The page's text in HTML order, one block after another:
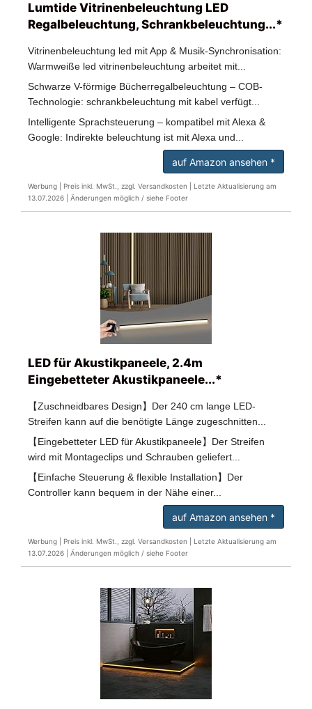
Lumtide Vitrinenbeleuchtung LED
Regalbeleuchtung, Schrankbeleuchtung...*
Vitrinenbeleuchtung led mit App & Musik-Synchronisation:
Warmweiße led vitrinenbeleuchtung arbeitet mit...
Schwarze V-förmige Bücherregalbeleuchtung – COB-
Technologie: schrankbeleuchtung mit kabel verfügt...
Intelligente Sprachsteuerung – kompatibel mit Alexa &
Google: Indirekte beleuchtung ist mit Alexa und...
auf Amazon ansehen *
Werbung | Preis inkl. MwSt., zzgl. Versandkosten | Letzte Aktualisierung am
13.07.2026 | Änderungen möglich / siehe Footer
LED für Akustikpaneele, 2.4m
Eingebetteter Akustikpaneele...*
【Zuschneidbares Design】Der 240 cm lange LED-
Streifen kann auf die benötigte Länge zugeschnitten...
【Eingebetteter LED für Akustikpaneele】Der Streifen
wird mit Montageclips und Schrauben geliefert...
【Einfache Steuerung & flexible Installation】Der
Controller kann bequem in der Nähe einer...
auf Amazon ansehen *
Werbung | Preis inkl. MwSt., zzgl. Versandkosten | Letzte Aktualisierung am
13.07.2026 | Änderungen möglich / siehe Footer